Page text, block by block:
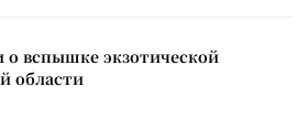
вспышке экзотической
области